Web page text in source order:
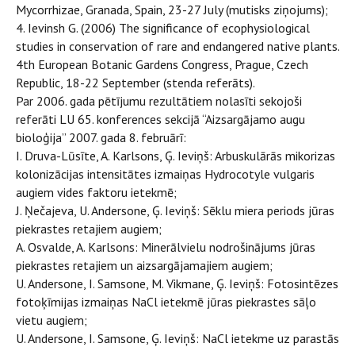
Mycorrhizae, Granada, Spain, 23-27 July (mutisks ziņojums);
4. Ievinsh G. (2006) The significance of ecophysiological
studies in conservation of rare and endangered native plants.
4th European Botanic Gardens Congress, Prague, Czech
Republic, 18-22 September (stenda referāts).
Par 2006. gada pētījumu rezultātiem nolasīti sekojoši
referāti LU 65. konferences sekcijā “Aizsargājamo augu
bioloģija” 2007. gada 8. februārī:
I. Druva-Lūsīte, A. Karlsons, Ģ. Ieviņš: Arbuskulārās mikorizas
kolonizācijas intensitātes izmaiņas Hydrocotyle vulgaris
augiem vides faktoru ietekmē;
J. Ņečajeva, U. Andersone, Ģ. Ieviņš: Sēklu miera periods jūras
piekrastes retajiem augiem;
A. Osvalde, A. Karlsons: Minerālvielu nodrošinājums jūras
piekrastes retajiem un aizsargājamajiem augiem;
U. Andersone, I. Samsone, M. Vikmane, Ģ. Ieviņš: Fotosintēzes
fotoķīmijas izmaiņas NaCl ietekmē jūras piekrastes sāļo
vietu augiem;
U. Andersone, I. Samsone, Ģ. Ieviņš: NaCl ietekme uz parastās